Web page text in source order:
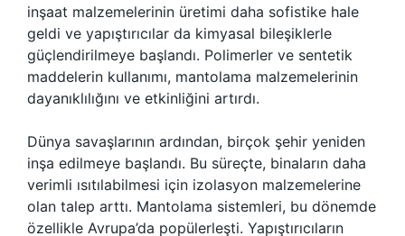
inşaat malzemelerinin üretimi daha sofistike hale
geldi ve yapıştırıcılar da kimyasal bileşiklerle
güçlendirilmeye başlandı. Polimerler ve sentetik
maddelerin kullanımı, mantolama malzemelerinin
dayanıklılığını ve etkinliğini artırdı.
Dünya savaşlarının ardından, birçok şehir yeniden
inşa edilmeye başlandı. Bu süreçte, binaların daha
verimli ısıtılabilmesi için izolasyon malzemelerine
olan talep arttı. Mantolama sistemleri, bu dönemde
özellikle Avrupa’da popülerleşti. Yapıştırıcıların